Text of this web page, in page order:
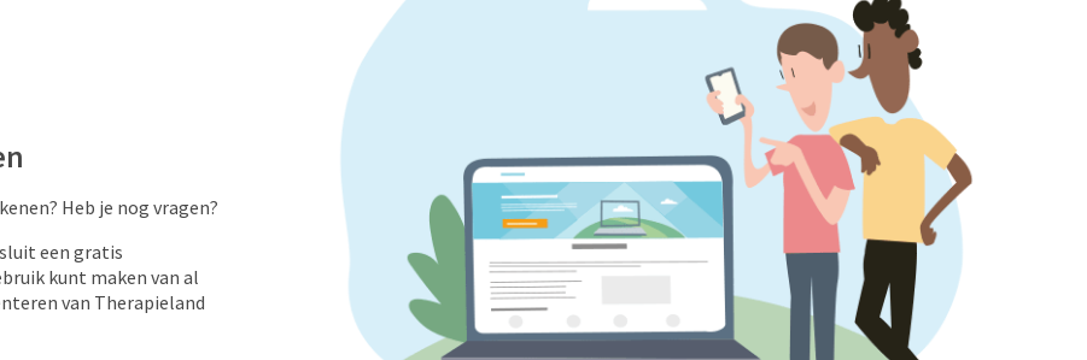
Heb je nog vragen?
een gratis
kunt maken van al
van Therapieland